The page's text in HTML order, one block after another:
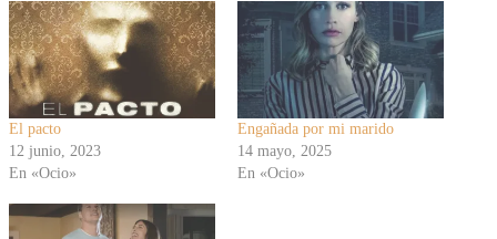
El pacto
12 junio, 2023
En «Ocio»
Engañada por mi marido
14 mayo, 2025
En «Ocio»